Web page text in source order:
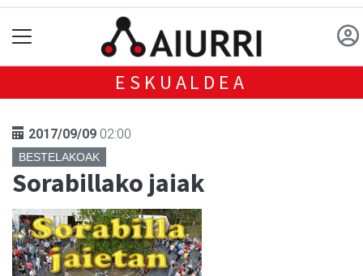
ESKUALDEA
2017/09/09 02:00
BESTELAKOAK
Sorabillako jaiak